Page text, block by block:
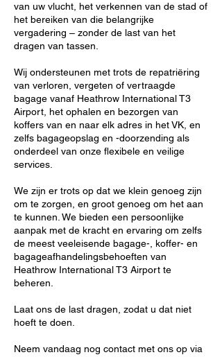
van uw vlucht, het verkennen van de stad of
het bereiken van die belangrijke
vergadering – zonder de last van het
dragen van tassen.
Wij ondersteunen met trots de repatriëring
van verloren, vergeten of vertraagde
bagage vanaf Heathrow International T3
Airport, het ophalen en bezorgen van
koffers van en naar elk adres in het VK, en
zelfs bagageopslag en -doorzending als
onderdeel van onze flexibele en veilige
services.
We zijn er trots op dat we klein genoeg zijn
om te zorgen, en groot genoeg om het aan
te kunnen. We bieden een persoonlijke
aanpak met de kracht en ervaring om zelfs
de meest veeleisende bagage-, koffer- en
bagageafhandelingsbehoeften van
Heathrow International T3 Airport te
beheren.
Laat ons de last dragen, zodat u dat niet
hoeft te doen.
Neem vandaag nog contact met ons op via